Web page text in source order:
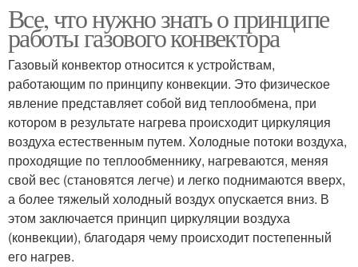
Все, что нужно знать о принципе
работы газового конвектора
Газовый конвектор относится к устройствам,
работающим по принципу конвекции. Это физическое
явление представляет собой вид теплообмена, при
котором в результате нагрева происходит циркуляция
воздуха естественным путем. Холодные потоки воздуха,
проходящие по теплообменнику, нагреваются, меняя
свой вес (становятся легче) и легко поднимаются вверх,
а более тяжелый холодный воздух опускается вниз. В
этом заключается принцип циркуляции воздуха
(конвекции), благодаря чему происходит постепенный
его нагрев.